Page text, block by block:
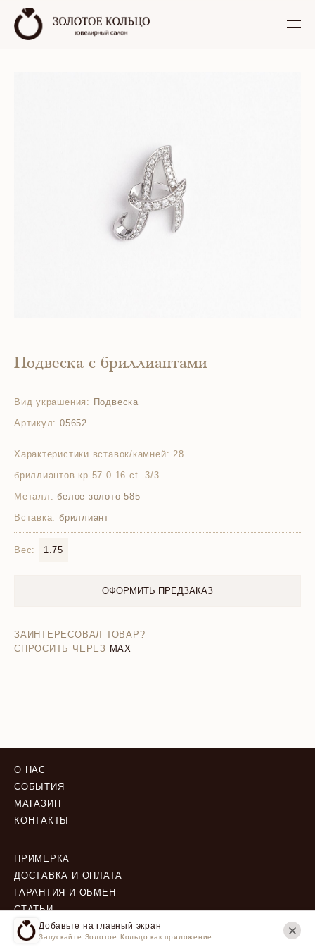
Добавьте на главный экран
Запускайте Золотое Кольцо как приложение
Подвеска с бриллиантами
Вид украшения: Подвеска
Артикул: 05652
Характеристики вставок/камней: 28
бриллиантов кр-57 0.16 ct. 3/3
Металл: белое золото 585
Вставка: бриллиант
Вес: 1.75
ОФОРМИТЬ ПРЕДЗАКАЗ
ЗАИНТЕРЕСОВАЛ ТОВАР?
СПРОСИТЬ ЧЕРЕЗ MAX
О НАС
СОБЫТИЯ
МАГАЗИН
КОНТАКТЫ
ПРИМЕРКА
ДОСТАВКА И ОПЛАТА
ГАРАНТИЯ И ОБМЕН
СТАТЬИ